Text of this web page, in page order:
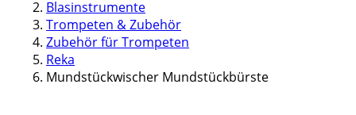
Blasinstrumente
Trompeten & Zubehör
Zubehör für Trompeten
Reka
Mundstückwischer Mundstückbürste